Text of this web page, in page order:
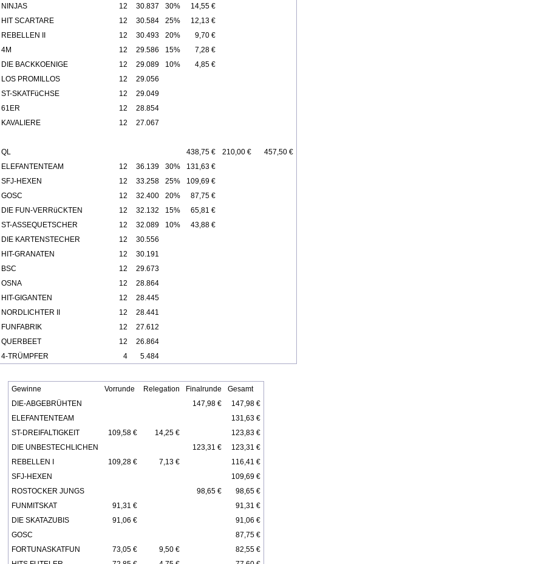
NINJAS 12 30.837 30%
14,55 €
HIT SCARTARE 12 30.584 25%
12,13 €
REBELLEN II 12 30.493 20%
9,70 €
4M 12 29.586 15%
7,28 €
DIE BACKKOENIGE 12 29.089 10%
4,85 €
LOS PROMILLOS 12
29.056
ST-SKATFüCHSE 12
29.049
61ER 12
28.854
KAVALIERE 12 27.067
QL 438,75 € 210,00 €
457,50 €
ELEFANTENTEAM 12 36.139 30%
131,63 €
SFJ-HEXEN 12 33.258 25%
109,69 €
GOSC 12 32.400 20%
87,75 €
DIE FUN-VERRüCKTEN 12 32.132 15%
65,81 €
ST-ASSEQUETSCHER 12 32.089 10%
43,88 €
DIE KARTENSTECHER 12
30.556
HIT-GRANATEN 12
30.191
BSC 12
29.673
OSNA 12
28.864
HIT-GIGANTEN 12
28.445
NORDLICHTER II 12
28.441
FUNFABRIK 12
27.612
QUERBEET 12
26.864
4-TRÜMPFER 4 5.484
Gewinne Vorrunde Relegation Finalrunde
Gesamt
DIE-ABGEBRÜHTEN
147,98 €
147,98 €
ELEFANTENTEAM
131,63 €
ST-DREIFALTIGKEIT
109,58 € 14,25 €
123,83 €
DIE UNBESTECHLICHEN
123,31 €
123,31 €
REBELLEN I
109,28 € 7,13 €
116,41 €
SFJ-HEXEN
109,69 €
ROSTOCKER JUNGS
98,65 €
98,65 €
FUNMITSKAT
91,31 €
91,31 €
DIE SKATAZUBIS
91,06 €
91,06 €
GOSC
87,75 €
FORTUNASKATFUN
73,05 € 9,50 €
82,55 €